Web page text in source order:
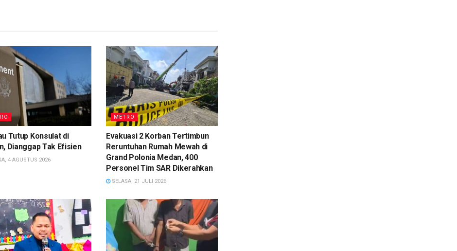
Tutup Konsulat di
Dianggap Tak Efisien
4 AGUSTUS 2026
METRO
Evakuasi 2 Korban Tertimbun
Reruntuhan Rumah Mewah di
Grand Polonia Medan, 400
Personel Tim SAR Dikerahkan
SELASA, 21 JULI 2026